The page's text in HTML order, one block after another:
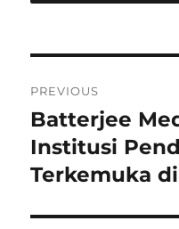
navigation
PREVIOUS
Previous
post:
Batterjee
Institusi
Terkemuka